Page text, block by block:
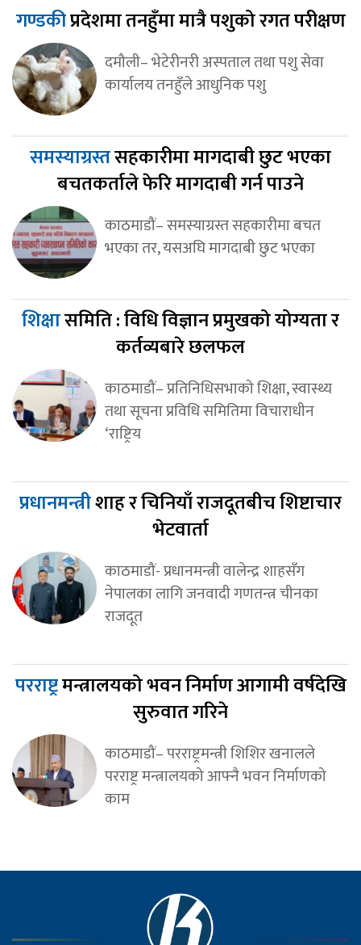
गण्डकीप्रदेशमा तनहुँमा मात्रै पशुको रगत परीक्षण
दमौली– भेटेरीनरी अस्पताल तथा पशु सेवा
कार्यालय तनहुँले आधुनिक पशु
समस्याग्रस्तसहकारीमा मागदाबी छुट भएका
बचतकर्ताले फेरि मागदाबी गर्न पाउने
काठमाडौं– समस्याग्रस्त सहकारीमा बचत
भएका तर, यसअघि मागदाबी छुट भएका
शिक्षासमिति : विधि विज्ञान प्रमुखको योग्यता र
कर्तव्यबारे छलफल
काठमाडौं– प्रतिनिधिसभाको शिक्षा, स्वास्थ्य
तथा सूचना प्रविधि समितिमा विचाराधीन
‘राष्ट्रिय
प्रधानमन्त्रीशाह र चिनियाँ राजदूतबीच शिष्टाचार
भेटवार्ता
काठमाडौं- प्रधानमन्त्री वालेन्द्र शाहसँग
नेपालका लागि जनवादी गणतन्त्र चीनका
राजदूत
परराष्ट्रमन्त्रालयको भवन निर्माण आगामी वर्षदेखि
सुरुवात गरिने
काठमाडौं– परराष्ट्रमन्त्री शिशिर खनालले
परराष्ट्र मन्त्रालयको आफ्नै भवन निर्माणको
काम